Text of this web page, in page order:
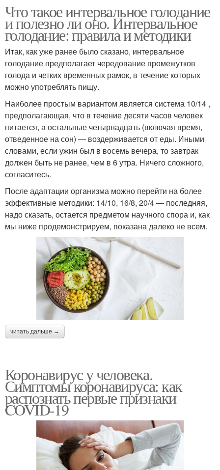
Что такое интервальное голодание
и полезно ли оно. Интервальное
голодание: правила и методики
Итак, как уже ранее было сказано, интервальное
голодание предполагает чередование промежутков
голода и четких временных рамок, в течение которых
можно употреблять пищу.
Наиболее простым вариантом является система 10/14 ,
предполагающая, что в течение десяти часов человек
питается, а остальные четырнадцать (включая время,
отведенное на сон) — воздерживается от еды. Иными
словами, если ужин был в восемь вечера, то завтрак
должен быть не ранее, чем в 6 утра. Ничего сложного,
согласитесь.
После адаптации организма можно перейти на более
эффективные методики: 14/10, 16/8, 20/4 — последняя,
надо сказать, остается предметом научного спора и, как
мы ниже продемонстрируем, показана далеко не всем.
читать дальше →
Коронавирус у человека.
Симптомы коронавируса: как
распознать первые признаки
COVID-19